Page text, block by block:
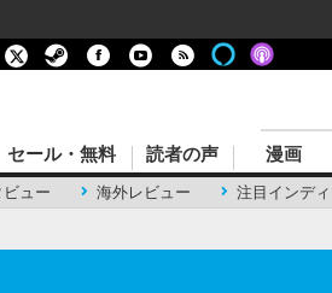
ビュー 海外レビュー 注目インデ
セール・無料 読者の声 漫画